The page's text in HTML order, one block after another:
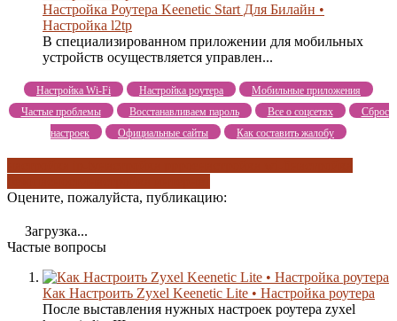
Настройка Роутера Keenetic Start Для Билайн •
Настройка l2tp
В специализированном приложении для мобильных
устройств осуществляется управлен...
Настройка Wi-Fi Настройка роутера
Мобильные приложения
Частые проблемы
Восстанавливаем пароль Все о соцсетях
Сброс
настроек
Официальные сайты Как составить жалобу
Оцените, пожалуйста, публикацию:
Загрузка...
Частые вопросы
Как Настроить Zyxel Keenetic Lite • Настройка роутера
После выставления нужных настроек роутера zyxel